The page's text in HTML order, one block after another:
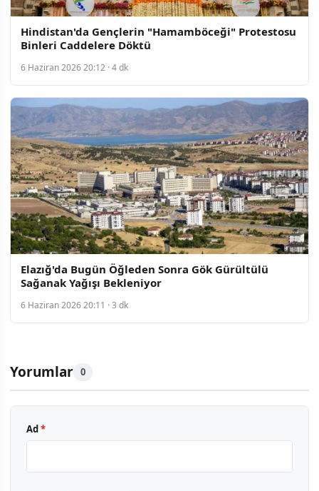
Hindistan'da Gençlerin "Hamamböceği" Protestosu
Binleri Caddelere Döktü
6 Haziran 2026 20:12 · 4 dk
Elazığ'da Bugün Öğleden Sonra Gök Gürültülü
Sağanak Yağışı Bekleniyor
6 Haziran 2026 20:11 · 3 dk
Yorumlar 0
Ad*